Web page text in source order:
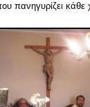
πανηγυρίζει κάθε